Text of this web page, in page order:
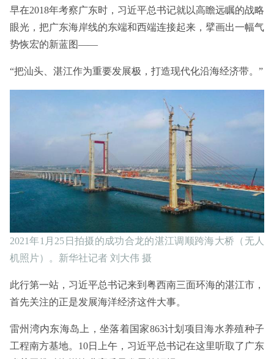
早在2018年考察广东时，习近平总书记就以高瞻远瞩的战略
眼光，把广东海岸线的东端和西端连接起来，擘画出一幅气
势恢宏的新蓝图——
“把汕头、湛江作为重要发展极，打造现代化沿海经济带。”
2021年1月25日拍摄的成功合龙的湛江调顺跨海大桥（无人
机照片）。新华社记者 刘大伟 摄
此行第一站，习近平总书记来到粤西南三面环海的湛江市，
首先关注的正是发展海洋经济这件大事。
雷州湾内东海岛上，坐落着国家863计划项目海水养殖种子
工程南方基地。10日上午，习近平总书记在这里听取了广东